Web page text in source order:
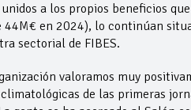
a los propios beneficios
44M€ en 2024), lo continúan
sectorial de FIBES.
valoramos muy
de las primeras